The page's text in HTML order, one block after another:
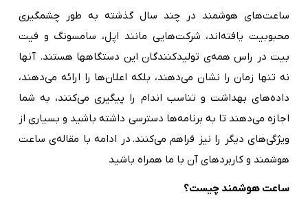
ساعت‌های هوشمند در چند سال گذشته به طور چشمگیری
محبوبیت یافته‌اند، شرکت‌هایی مانند اپل، سامسونگ و فیت
بیت در راس همه‌‌ی تولیدکنندگان این دستگاهها هستند. آنها
نه تنها زمان را نشان می‌دهند، بلکه اعلان‌ها را ارائه می‌دهند،
داده‌های بهداشت و تناسب اندام را پیگیری می‌کنند، به شما
اجازه می‌دهند تا به برنامه‌ها دسترسی داشته باشید و بسیاری از
ویژگی‌های دیگر را نیز فراهم می‌کنند. در ادامه با مقاله‌ی ساعت
هوشمند و کاربردهای آن با ما همراه باشید
ساعت هوشمند چیست؟